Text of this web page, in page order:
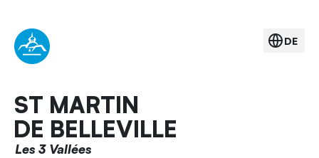
ST MARTIN
DE BELLEVILLE
Les 3 Vallées
DE